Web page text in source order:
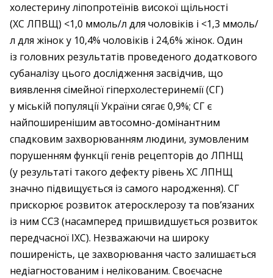
холестерину ліпопротеїнів високої щільності
(ХС ЛПВЩ) <1,0 ммоль/л для чоловіків і <1,3 ммоль/
л для жінок у 10,4% чоловіків і 24,6% жінок. Один
із головних результатів проведеного додаткового
суб­аналізу цього дослідження засвідчив, що
виявлення сімейної гіперхолестеринемії (СГ)
у міській популяції України сягає 0,9%; СГ є
найпоширенішим автосомно-­домінантним
спадковим захворюванням людини, зумовленим
порушенням функції генів рецепторів до ЛПНЩ
(у результаті такого дефекту рівень ХС ЛПНЩ
значно підвищується із самого народження). СГ
прискорює розвиток атеросклерозу та пов’язаних
із ним ССЗ (насамперед пришвидшується розвиток
передчасної ІХС). Незважаючи на широку
поширеність, це захворювання часто залишається
недіагностованим і нелікованим. Своєчасне